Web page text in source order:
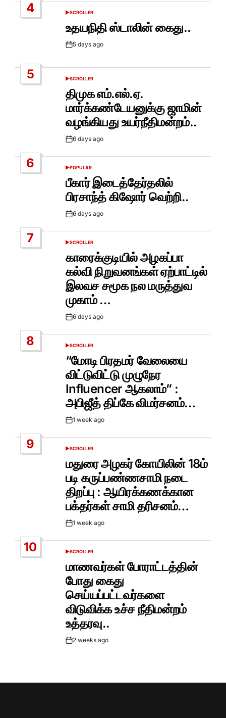
4
POSTED
SCROLLER
உதயநிதி ஸ்டாலின் கைது..
Post5 days ago
5
POSTED
SCROLLER
திமுக எம்.எல்.ஏ.
மார்க்கண்டேயனுக்கு ஜாமின்
வழங்கியது உயர்நீதிமன்றம்..
Post6 days ago
6
POSTED
IN
POPULAR
பீகார் இடைத்தேர்தலில்
பிரசாந்த் கிஷோர் வெற்றி..
Post6 days ago
7
POSTED
SCROLLER
காரைக்குடியில் அழகப்பா
கல்வி நிறுவனங்கள் ஏற்பாட்டில்
இலவச சமூக நல மருத்துவ
முகாம் …
Post6 days ago
8
POSTED
IN
SCROLLER
“மோடி பிரதமர் வேலையை
விட்டுவிட்டு முழுநேர
Influencer ஆகலாம்” :
அபிஜீத் திப்கே விமர்சனம்…
Post1 week ago
9
POSTED
SCROLLER
மதுரை அழகர் கோயிலின் 18ம்
படி கருப்பண்ணசாமி நடை
திறப்பு : ஆயிரக்கணக்கான
பக்தர்கள் சாமி தரிசனம்…
Post1 week ago
10
POSTED
SCROLLER
மாணவர்கள் போராட்டத்தின்
போது கைது
செய்யப்பட்டவர்களை
விடுவிக்க உச்ச நீதிமன்றம்
உத்தரவு..
Post2 weeks ago